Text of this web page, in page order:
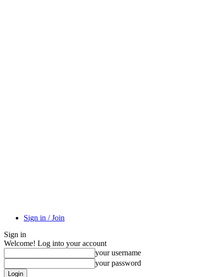
Sign in / Join
Sign in
Welcome! Log into your account
your username
your password